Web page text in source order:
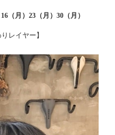
（月）23（月）30（月）
レイヤー】